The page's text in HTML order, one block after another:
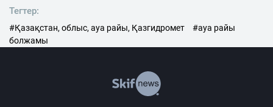
Тегтер:
#Қазақстан, облыс, ауа райы, Қазгидромет
#ауа райы
болжамы